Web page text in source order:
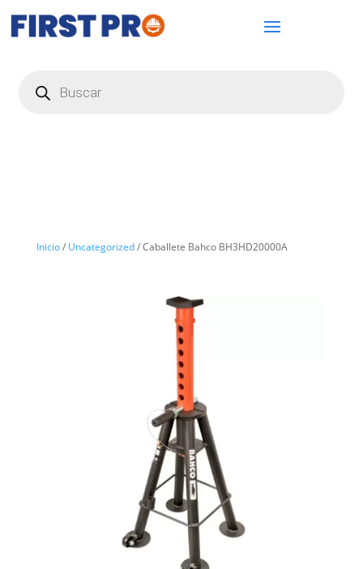
productos
Inicio/ Uncategorized/ Caballete Bahco BH3HD20000A